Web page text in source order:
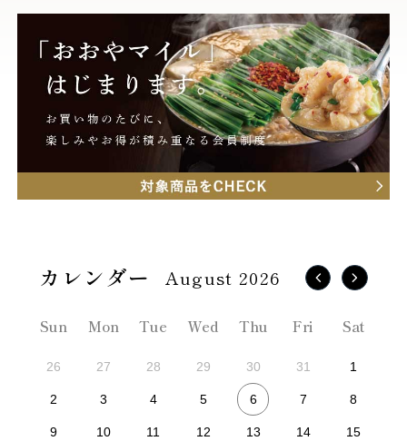
August 2026
Sun Mon Tue Wed Thu Fri Sat
26 27 28 29 30 31 1
2 3 4 5 6 7 8
9 10 11 12 13 14 15